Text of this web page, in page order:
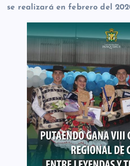
se realizará en febrero del